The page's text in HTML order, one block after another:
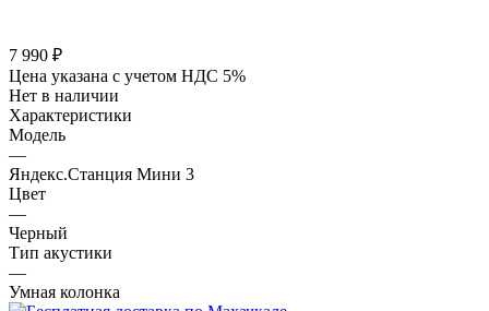
7 990 ₽
Цена указана с учетом НДС 5%
Нет в наличии
Характеристики
Модель
—
Яндекс.Станция Мини 3
Цвет
—
Черный
Тип акустики
—
Умная колонка